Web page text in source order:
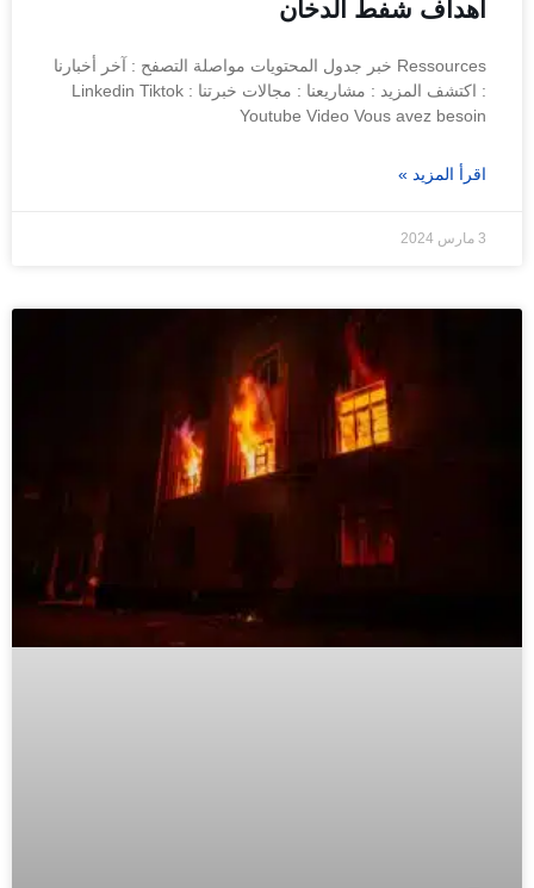
أهداف شفط الدخان
Ressources خبر جدول المحتويات مواصلة التصفح : آخر أخبارنا
: اكتشف المزيد : مشاريعنا : مجالات خبرتنا : Linkedin Tiktok
Youtube Video Vous avez besoin
اقرأ المزيد »
3 مارس 2024